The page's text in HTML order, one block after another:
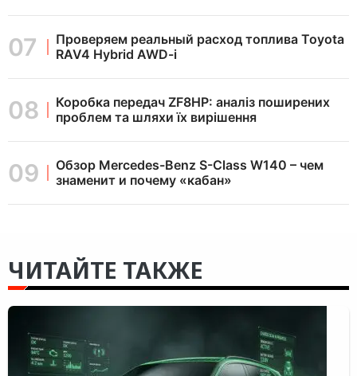
Проверяем реальный расход топлива Toyota
RAV4 Hybrid AWD-i
Коробка передач ZF8HP: аналіз поширених
проблем та шляхи їх вирішення
Обзор Mercedes-Benz S-Class W140 – чем
знаменит и почему «кабан»
ЧИТАЙТЕ ТАКЖЕ